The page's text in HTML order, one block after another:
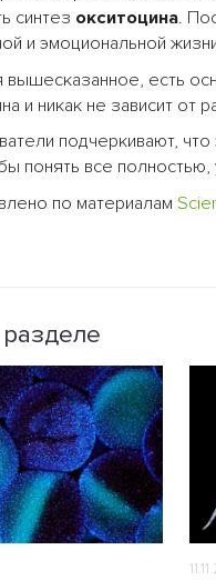
синтез окситоцина.
и эмоциональной
вышесказанное, есть
и никак не зависит от
подчеркивают,
понять все
по материалам